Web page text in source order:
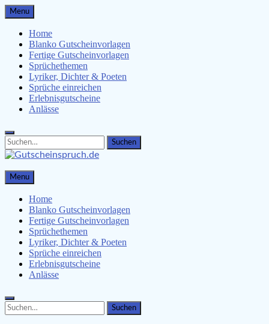
Skip
to
content
Menu
Home
Blanko Gutscheinvorlagen
Fertige Gutscheinvorlagen
Sprüchethemen
Lyriker, Dichter & Poeten
Sprüche einreichen
Erlebnisgutscheine
Anlässe
Search
for:
Search
Gutscheinspruch.de
Gutscheinsprüche & Gutscheinvorlagen finden
Menu
Home
Blanko Gutscheinvorlagen
Fertige Gutscheinvorlagen
Sprüchethemen
Lyriker, Dichter & Poeten
Sprüche einreichen
Erlebnisgutscheine
Anlässe
Search
for:
Search